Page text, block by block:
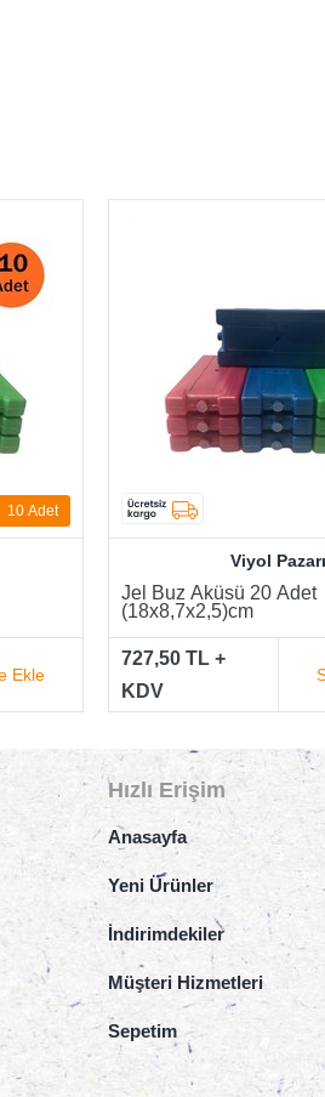
20 Adet
Ekle
Viyol Pazarı
Jel Buz Aküsü 30 Adet
(18x8,7x2,5)cm
985,00 TL +
KDV
Hızlı Erişim
Anasayfa
Yeni Ürünler
İndirimdekiler
Müşteri Hizmetleri
Sepetim